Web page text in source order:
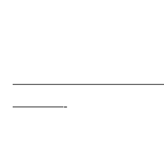
————-